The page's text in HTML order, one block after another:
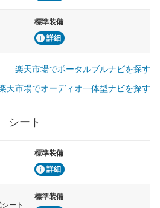
標準装備
詳細
楽天市場でポータルブルナビを探す
天市場でオーディオ一体型ナビを探す
シート
標準装備
詳細
ート
標準装備